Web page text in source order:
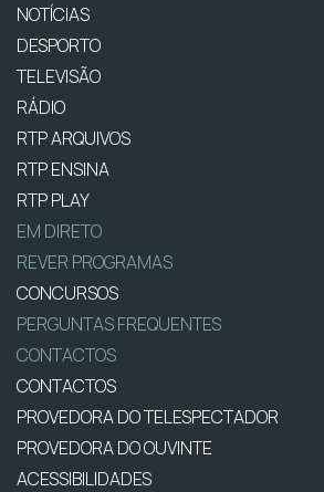
NOTÍCIAS
DESPORTO
TELEVISÃO
RÁDIO
RTP ARQUIVOS
RTP ENSINA
RTP PLAY
EM DIRETO
REVER PROGRAMAS
CONCURSOS
PERGUNTAS FREQUENTES
CONTACTOS
CONTACTOS
PROVEDORA DO TELESPECTADOR
PROVEDORA DO OUVINTE
ACESSIBILIDADES